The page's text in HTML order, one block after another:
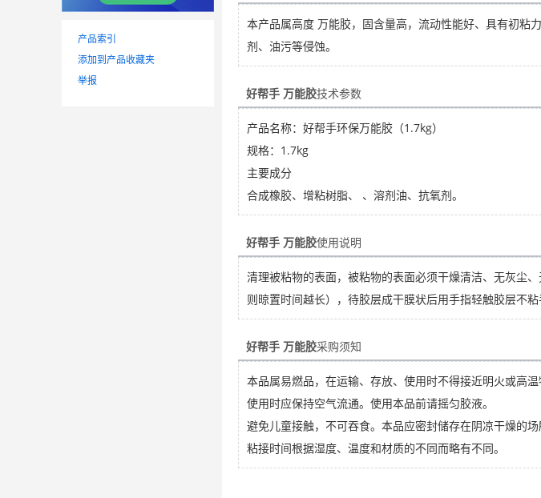
产品索引
添加到产品收藏夹
举报
本产品属高度 万能胶，固含量高，流动性能好、具有初粘
剂、油污等侵蚀。
好帮手 万能胶技术参数
产品名称：好帮手环保万能胶（1.7kg）
规格：1.7kg
主要成分
合成橡胶、增粘树脂、 、溶剂油、抗氧剂。
好帮手 万能胶使用说明
清理被粘物的表面，被粘物的表面必须干燥清洁、无灰尘
则晾置时间越长），待胶层成干膜状后用手指轻触胶层不粘
好帮手 万能胶采购须知
本品属易燃品，在运输、存放、使用时不得接近明火或高温
使用时应保持空气流通。使用本品前请摇匀胶液。
避免儿童接触，不可吞食。本品应密封储存在阴凉干燥的场
粘接时间根据湿度、温度和材质的不同而略有不同。